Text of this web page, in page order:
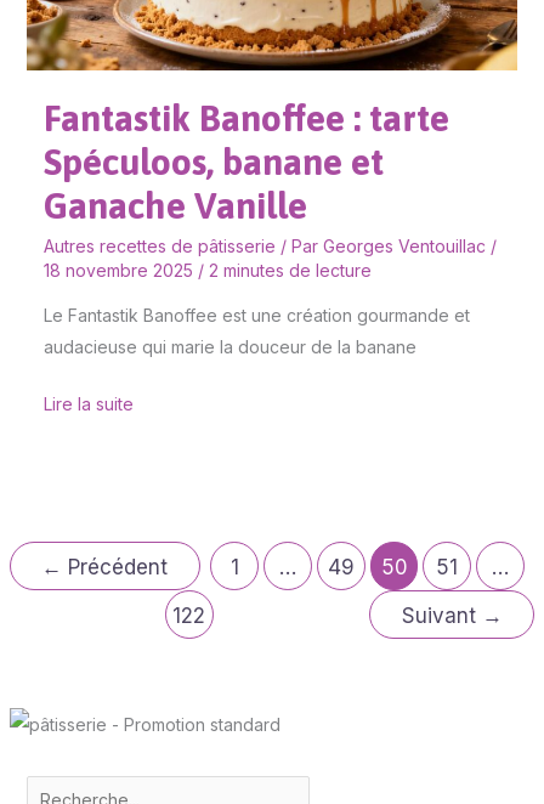
Fantastik Banoffee : tarte
Spéculoos, banane et
Ganache Vanille
Autres recettes de pâtisserie / Par Georges Ventouillac /
18 novembre 2025 / 2 minutes de lecture
Le Fantastik Banoffee est une création gourmande et
audacieuse qui marie la douceur de la banane
et
Ganache
Lire la suite
← Précédent 1 … 49 50 51
…
122
Suivant →